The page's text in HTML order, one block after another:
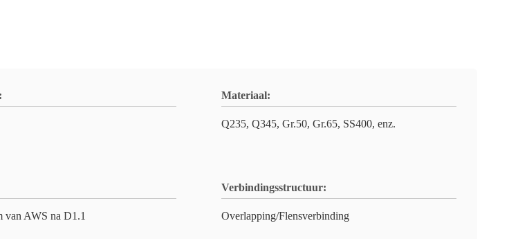
Materiaal:
Q235, Q345, Gr.50, Gr.65, SS400, enz.
van AWS na D1.1
Verbindingsstructuur:
Overlapping/Flensverbinding